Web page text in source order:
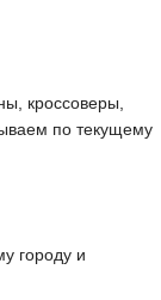
кроссоверы,
по текущему
городу и